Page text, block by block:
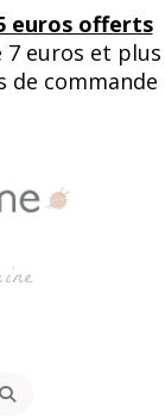
euros offerts
euros et plus
de commande